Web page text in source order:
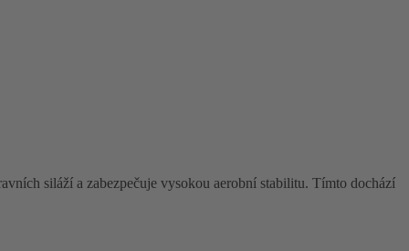
siláží a zabezpečuje vysokou aerobní stabilitu. Tímto dochází